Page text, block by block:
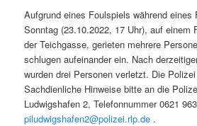
Aufgrund eines Foulspiels während eines
Sonntag (23.10.2022, 17 Uhr), auf einem
der Teichgasse, gerieten mehrere
schlugen aufeinander ein. Nach
wurden drei Personen verletzt. Die
Sachdienliche Hinweise bitte an die
Ludwigshafen 2, Telefonnummer 0621
piludwigshafen2@polizei.rlp.de .